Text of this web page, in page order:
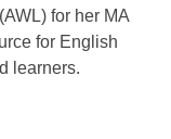
for her MA
for English
learners.